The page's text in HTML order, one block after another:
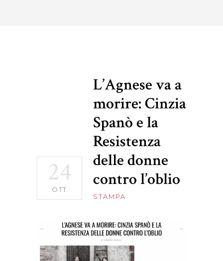
24
OTT
L’Agnese va a
morire: Cinzia
Spanò e la
Resistenza
delle donne
contro l’oblio
STAMPA